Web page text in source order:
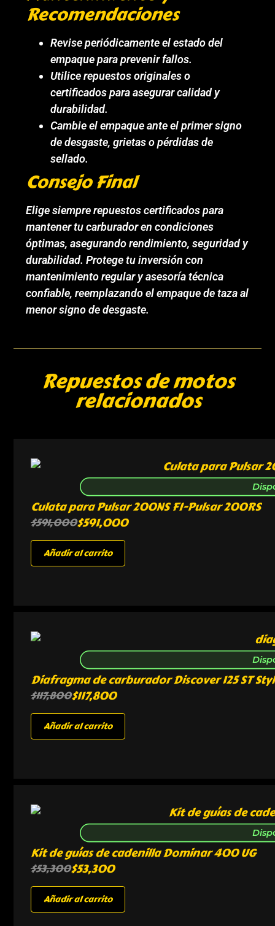
Recomendaciones
Revise periódicamente el estado del
empaque para prevenir fallos.
Utilice repuestos originales o
certificados para asegurar calidad y
durabilidad.
Cambie el empaque ante el primer signo
de desgaste, grietas o pérdidas de
sellado.
Consejo Final
Elige siempre repuestos certificados para
mantener tu carburador en condiciones
óptimas, asegurando rendimiento, seguridad y
durabilidad. Protege tu inversión con
mantenimiento regular y asesoría técnica
confiable, reemplazando el empaque de taza al
menor signo de desgaste.
Repuestos de motos
relacionados
Culata para Pulsar 200NS FI-Pulsar 200RS
$591,000$591,000
Añadir al carrito
Diafragma de carburador Discover 125 ST
$117,800$117,800
Añadir al carrito
Kit de guías de cadenilla Dominar 400 UG
$53,300$53,300
Añadir al carrito